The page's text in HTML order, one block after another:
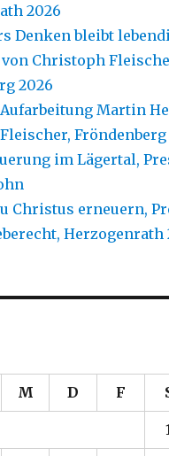
2026
Denken bleibt
Christoph
2026
Martin
Fröndenberg
im Lägertal,
Christus erneuern,
Herzogenrath
M D F
1